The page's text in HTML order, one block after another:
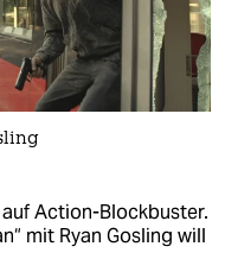
Action-Blockbuster.
mit Ryan Gosling will